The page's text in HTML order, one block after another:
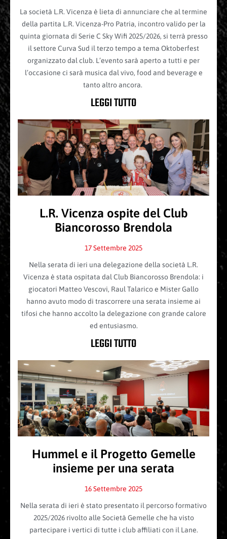
La società L.R. Vicenza è lieta di annunciare che al termine
della partita L.R. Vicenza-Pro Patria, incontro valido per la
quinta giornata di Serie C Sky Wifi 2025/2026, si terrà presso
il settore Curva Sud il terzo tempo a tema Oktoberfest
organizzato dal club. L’evento sarà aperto a tutti e per
l’occasione ci sarà musica dal vivo, food and beverage e
tanto altro ancora.
LEGGI TUTTO
L.R. Vicenza ospite del Club
Biancorosso Brendola
17 Settembre 2025
Nella serata di ieri una delegazione della società L.R.
Vicenza è stata ospitata dal Club Biancorosso Brendola: i
giocatori Matteo Vescovi, Raul Talarico e Mister Gallo
hanno avuto modo di trascorrere una serata insieme ai
tifosi che hanno accolto la delegazione con grande calore
ed entusiasmo.
LEGGI TUTTO
Hummel e il Progetto Gemelle
insieme per una serata
16 Settembre 2025
Nella serata di ieri è stato presentato il percorso formativo
2025/2026 rivolto alle Società Gemelle che ha visto
partecipare i vertici di tutte i club affiliati con il Lane.